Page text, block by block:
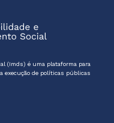
(Imds) é uma plataforma para
execução de políticas públicas